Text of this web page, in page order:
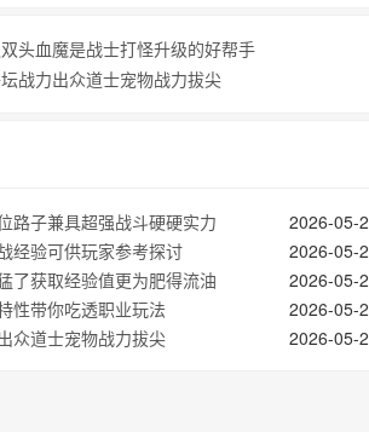
头血魔是战士打怪升级的好帮手
战力出众道士宠物战力拔尖
2026-05-
路子兼具超强战斗硬硬实力
2026-05-
经验可供玩家参考探讨
2026-05-
了获取经验值更为肥得流油
2026-05-
性带你吃透职业玩法
2026-05-
众道士宠物战力拔尖